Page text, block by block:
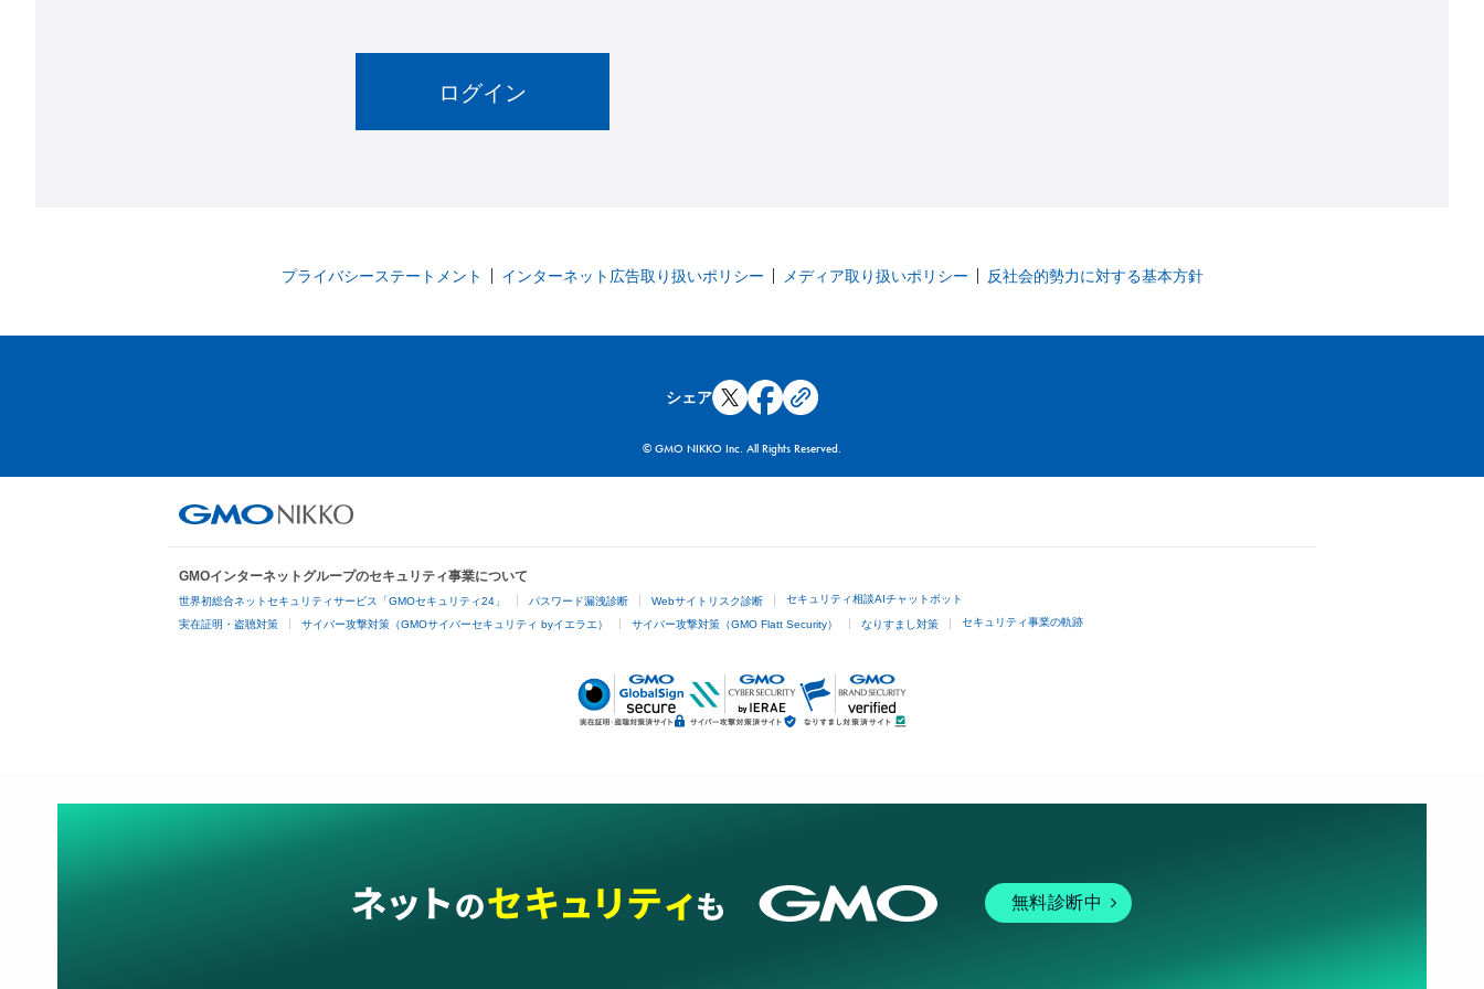
プライバシーステートメント インターネット広告取り扱いポリシー メディア取り扱いポリシー 反社会的勢力に対する基本方針
シェア
© GMO NIKKO Inc. All Rights Reserved.
GMOインターネットグループのセキュリティ事業について
世界初総合ネットセキュリティサービス「GMOセキュリティ24」 パスワード漏洩診断 Webサイトリスク診断 セキュリティ相談AIチャットボット
実在証明・盗聴対策 サイバー攻撃対策（GMOサイバーセキュリティ byイエラエ） サイバー攻撃対策（GMO Flatt Security） なりすまし対策 セキュリティ事業の軌跡
無料診断中